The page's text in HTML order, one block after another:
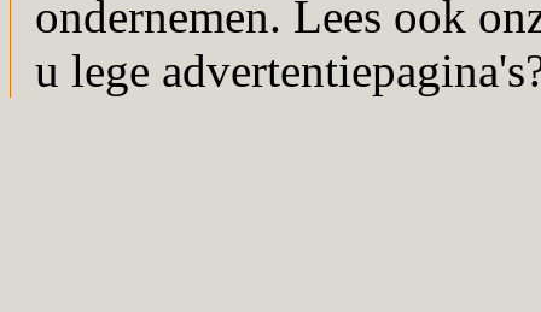
ondernemen. Lees ook
u lege